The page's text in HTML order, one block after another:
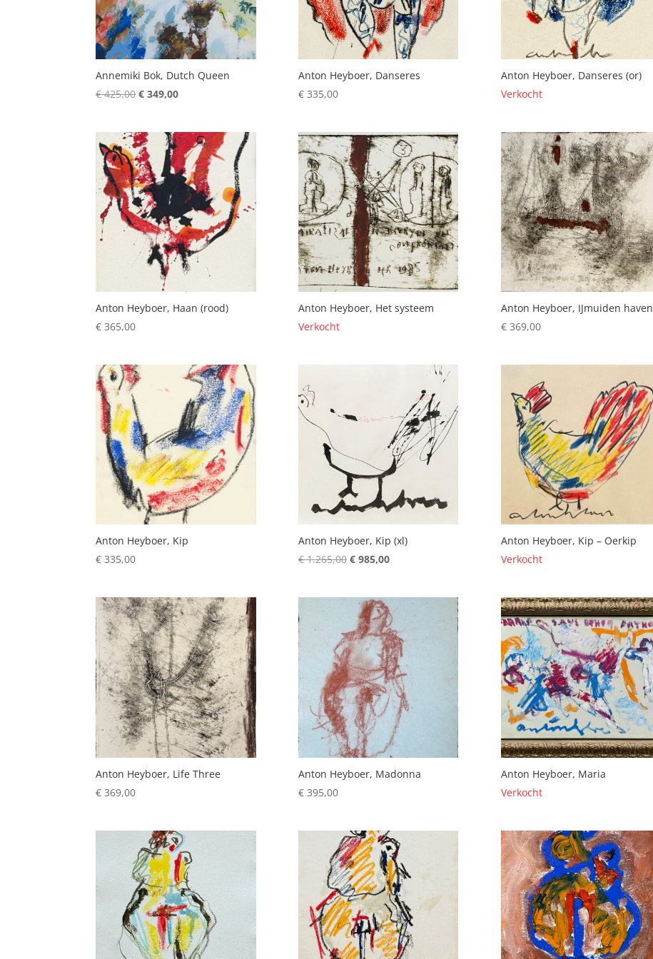
Annemiki Bok, Dutch Queen
€425,00Oorspronkelijke
€ 425,00.
€ 349,00Huidige
€ 349,00.
Anton Heyboer, Danseres
€335,00
Anton Heyboer, Danseres (or)
Verkocht
Anton Heyboer, Haan (rood)
€ 365,00
Anton Heyboer, Het systeem
Verkocht
Anton Heyboer, IJmuiden haven
€369,00
Anton Heyboer, Kip
€ 335,00
Anton Heyboer, Kip (xl)
€1.265,00 Oorspronkelijke
€ 1.265,00.
€985,00Huidige
€ 985,00.
Anton Heyboer, Kip – Oerkip
Verkocht
Anton Heyboer, Life Three
€ 369,00
Anton Heyboer, Madonna
€395,00
Anton Heyboer, Maria
Verkocht